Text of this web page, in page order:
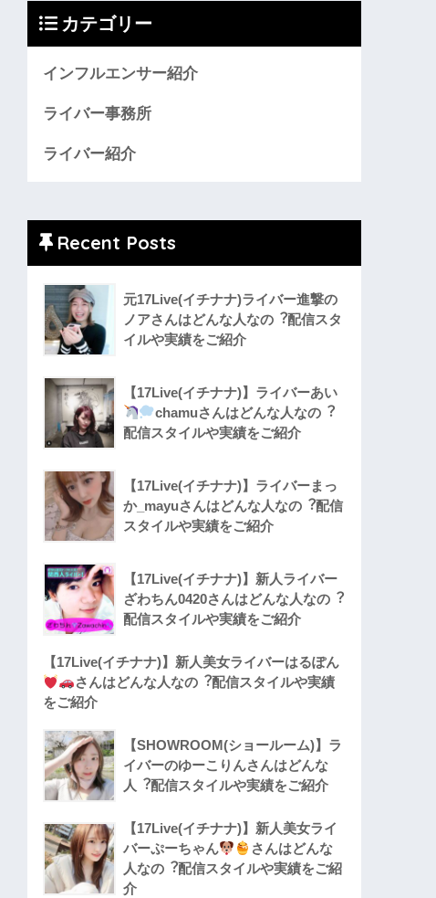
カテゴリー
インフルエンサー紹介
ライバー事務所
ライバー紹介
Recent Posts
元17Live(イチナナ)ライバー進撃の
ノアさんはどんな人なの︖配信スタ
イルや実績をご紹介
【17Live(イチナナ)】ライバーあい
chamuさんはどんな人なの︖
配信スタイルや実績をご紹介
【17Live(イチナナ)】ライバーまっ
か_mayuさんはどんな人なの︖配信
スタイルや実績をご紹介
【17Live(イチナナ)】新人ライバー
ざわちん0420さんはどんな人なの︖
配信スタイルや実績をご紹介
【17Live(イチナナ)】新人美女ライバーはるぽん
さんはどんな人なの︖配信スタイルや実績
をご紹介
【SHOWROOM(ショールーム)】ラ
イバーのゆーこりんさんはどんな
人︖配信スタイルや実績をご紹介
【17Live(イチナナ)】新人美女ライ
バーぷーちゃん
さんはどんな
人なの︖配信スタイルや実績をご紹
介